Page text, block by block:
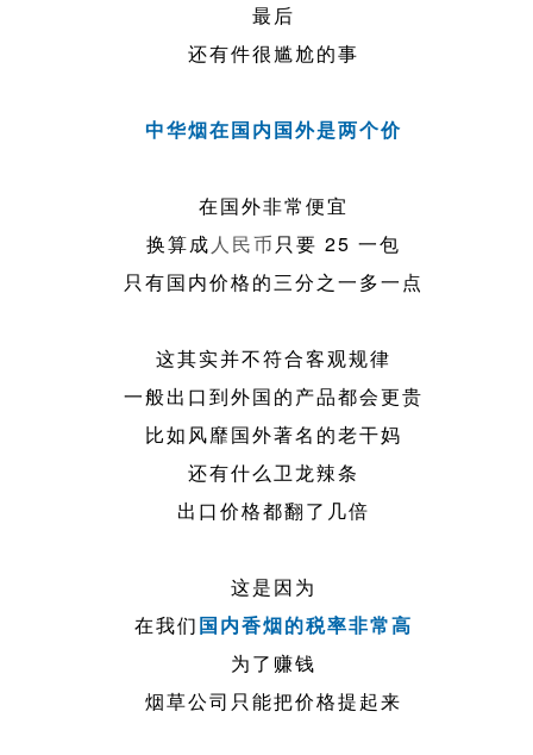
最后
还有件很尴尬的事
中华烟在国内国外是两个价
在国外非常便宜
换算成人民币 只要 25 一包
只有国内价格的三分之一多一点
这其实并不符合客观规律
一般出口到外国的产品都会更贵
比如风靡国外著名的老干妈
还有什么卫龙辣条
出口价格都翻了几倍
这是因为
在我们国内香烟的税率非常高
为了赚钱
烟草公司只能把价格提起来